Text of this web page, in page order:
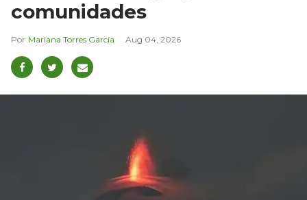
comunidades
Mariana Torres García Aug 04, 2026